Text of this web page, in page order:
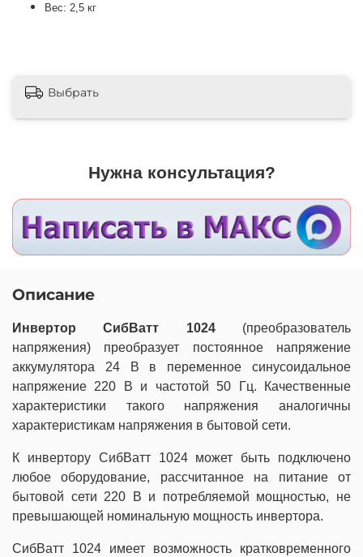
Вес: 2,5 кг
Выбрать
Нужна консультация?
Описание
Инвертор СибВатт 1024(преобразователь
напряжения) преобразует постоянное напряжение
аккумулятора 24 В в переменное синусоидальное
напряжение 220 В и частотой 50 Гц. Качественные
характеристики такого напряжения аналогичны
характеристикам напряжения в бытовой сети.
К инвертору СибВатт 1024 может быть подключено
любое оборудование, рассчитанное на питание от
бытовой сети 220 В и потребляемой мощностью, не
превышающей номинальную мощность инвертора.
СибВатт 1024 имеет возможность кратковременного